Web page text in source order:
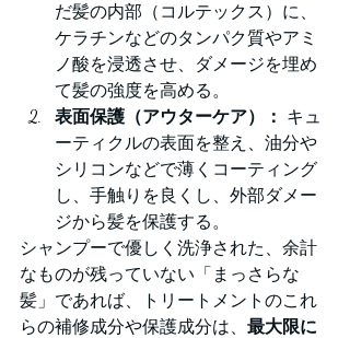
だ髪の内部（コルテックス）に、
ケラチンなどのタンパク質やアミ
ノ酸を浸透させ、ダメージを埋め
て髪の強度を高める。
表面保護（アウターケア）： キュ
ーティクルの表面を整え、油分や
シリコンなどで薄くコーティング
し、手触りを良くし、外部ダメー
ジから髪を保護する。
シャンプーで優しく洗浄された、余計
なものが残っていない「まっさらな
髪」であれば、トリートメントのこれ
らの補修成分や保護成分は、 最大限に